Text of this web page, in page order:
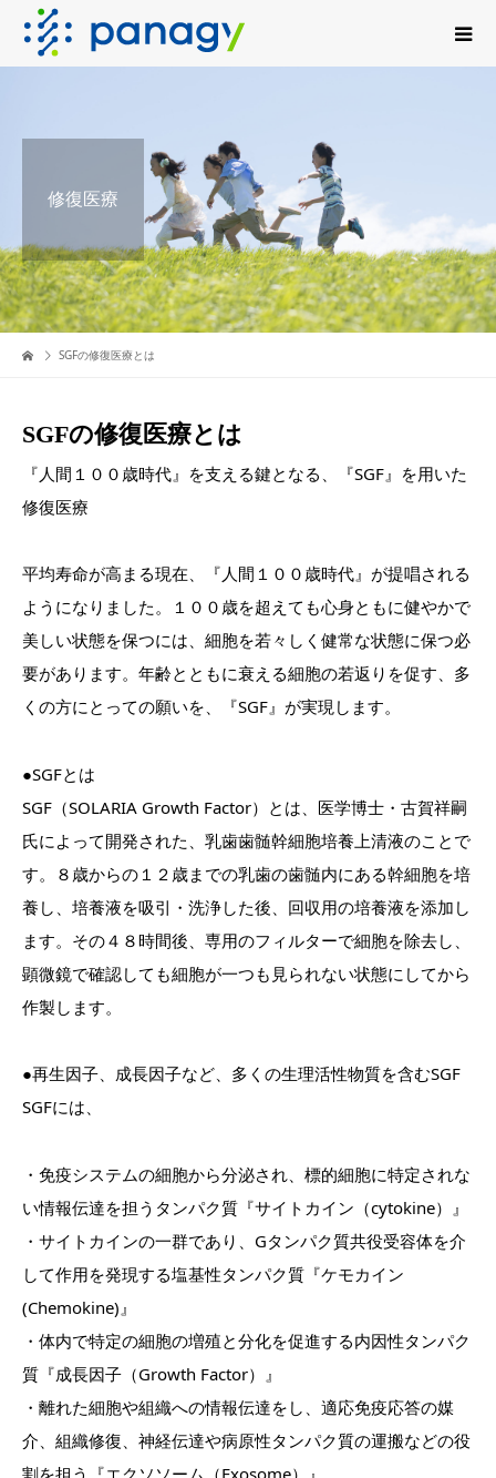
修復医療
SGFの修復医療とは
SGFの修復医療とは
『人間１００歳時代』を支える鍵となる、『SGF』を用いた
修復医療
平均寿命が高まる現在、『人間１００歳時代』が提唱される
ようになりました。１００歳を超えても心身ともに健やかで
美しい状態を保つには、細胞を若々しく健常な状態に保つ必
要があります。年齢とともに衰える細胞の若返りを促す、多
くの方にとっての願いを、『SGF』が実現します。
●SGFとは
SGF（SOLARIA Growth Factor）とは、医学博士・古賀祥嗣
氏によって開発された、乳歯歯髄幹細胞培養上清液のことで
す。８歳からの１２歳までの乳歯の歯髄内にある幹細胞を培
養し、培養液を吸引・洗浄した後、回収用の培養液を添加し
ます。その４８時間後、専用のフィルターで細胞を除去し、
顕微鏡で確認しても細胞が一つも見られない状態にしてから
作製します。
●再生因子、成長因子など、多くの生理活性物質を含むSGF
SGFには、
・免疫システムの細胞から分泌され、標的細胞に特定されな
い情報伝達を担うタンパク質『サイトカイン（cytokine）』
・サイトカインの一群であり、Gタンパク質共役受容体を介
して作用を発現する塩基性タンパク質『ケモカイン
(Chemokine)』
・体内で特定の細胞の増殖と分化を促進する内因性タンパク
質『成長因子（Growth Factor）』
・離れた細胞や組織への情報伝達をし、適応免疫応答の媒
介、組織修復、神経伝達や病原性タンパク質の運搬などの役
割を担う『エクソソーム（Exosome）』